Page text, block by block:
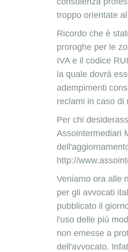
troppo orientate
Ricordo che è
proroghe per le
IVA e il codice
la quale dovrà
adempimenti
reclami in caso di
Per chi
Assointermediari
http://
Veniamo ora alle
per gli avvocati
pubblicato il
l'uso delle più
non emesse a
dell'avvocato.